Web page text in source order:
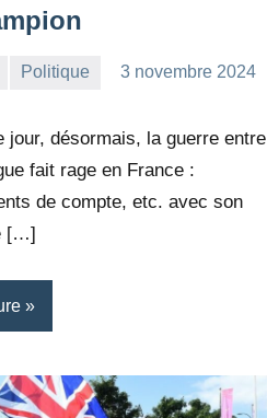
Politique
3 novembre 2024
jour, désormais, la guerre entre
fait rage en France :
de compte, etc. avec son
[…]